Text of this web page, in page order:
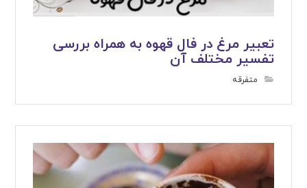
تعبیر مرغ در فال قهوه به همراه بررسی
تفسیر مختلف آن
متفرقه